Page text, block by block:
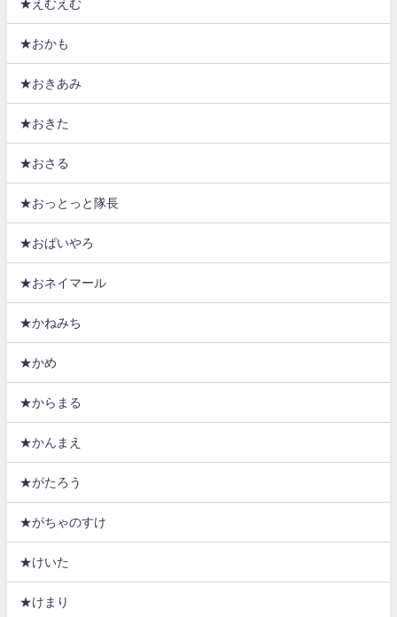
★えむえむ
★おかも
★おきあみ
★おきた
★おさる
★おっとっと隊長
★おぱいやろ
★おネイマール
★かねみち
★かめ
★からまる
★かんまえ
★がたろう
★がちゃのすけ
★けいた
★けまり